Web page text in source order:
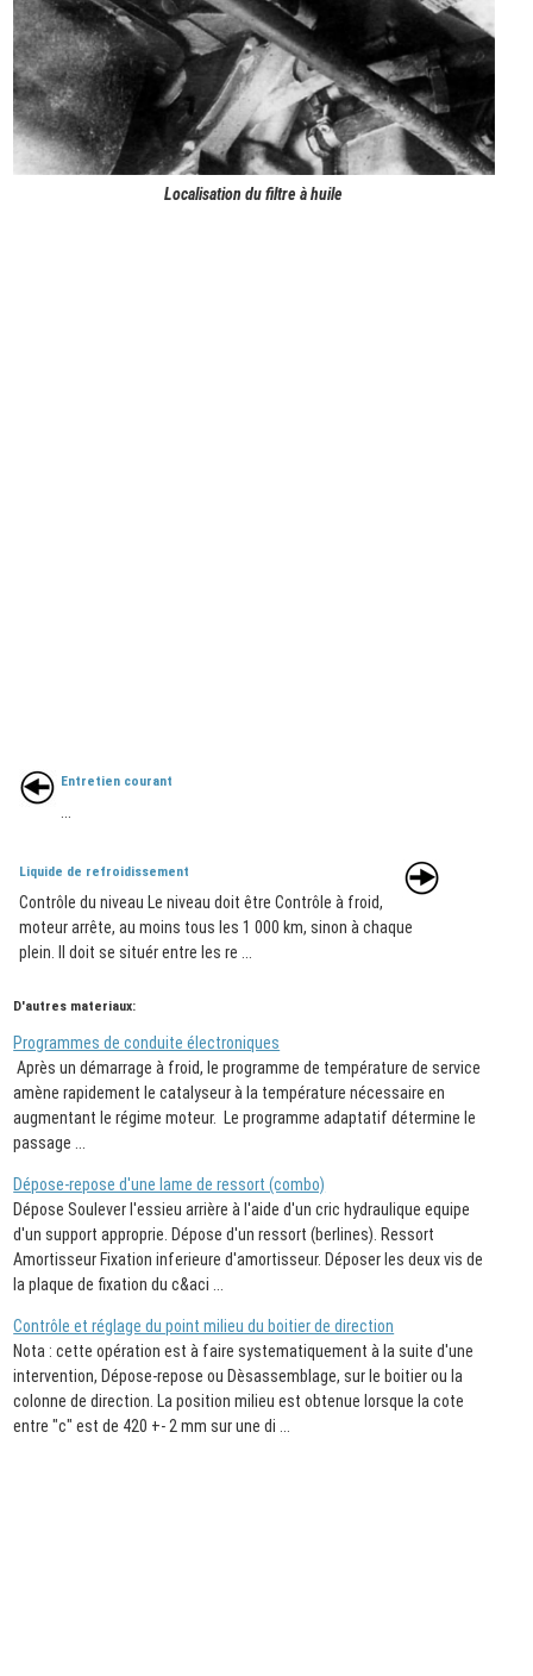
Localisation du filtre à huile
Entretien courant
Liquide de refroidissement
Contrôle du niveau Le niveau doit être Contrôle à froid,
moteur arrête, au moins tous les 1 000 km, sinon à chaque
plein. Il doit se situér entre les re ...
D'autres materiaux:
Programmes de conduite électroniques
Après un démarrage à froid, le programme de température de service
amène rapidement le catalyseur à la température nécessaire en
augmentant le régime moteur. Le programme adaptatif détermine le
passage ...
Dépose-repose d'une lame de ressort (combo)
Dépose Soulever l'essieu arrière à l'aide d'un cric hydraulique equipe
d'un support approprie. Dépose d'un ressort (berlines). Ressort
Amortisseur Fixation inferieure d'amortisseur. Déposer les deux vis de
la plaque de fixation du c&aci ...
Contrôle et réglage du point milieu du boitier de direction
Nota : cette opération est à faire systematiquement à la suite d'une
intervention, Dépose-repose ou Dèsassemblage, sur le boitier ou la
colonne de direction. La position milieu est obtenue lorsque la cote
entre "c" est de 420 +- 2 mm sur une di ...